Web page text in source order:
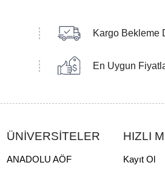
Kargo Bekleme
En Uygun
ÜNİVERSİTELER
ANADOLU AÖF
HIZLI
Kayıt Ol